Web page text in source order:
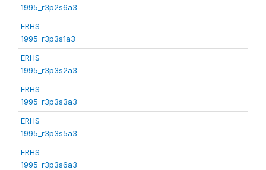
1995_r3p2s6a3
ERHS
1995_r3p3s1a3
ERHS
1995_r3p3s2a3
ERHS
1995_r3p3s3a3
ERHS
1995_r3p3s5a3
ERHS
1995_r3p3s6a3